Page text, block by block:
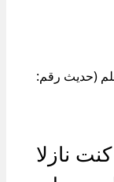
(حديث رقم:
نازلا